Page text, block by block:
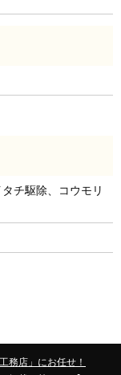
チ駆除、コウモリ
務店」にお任せ！